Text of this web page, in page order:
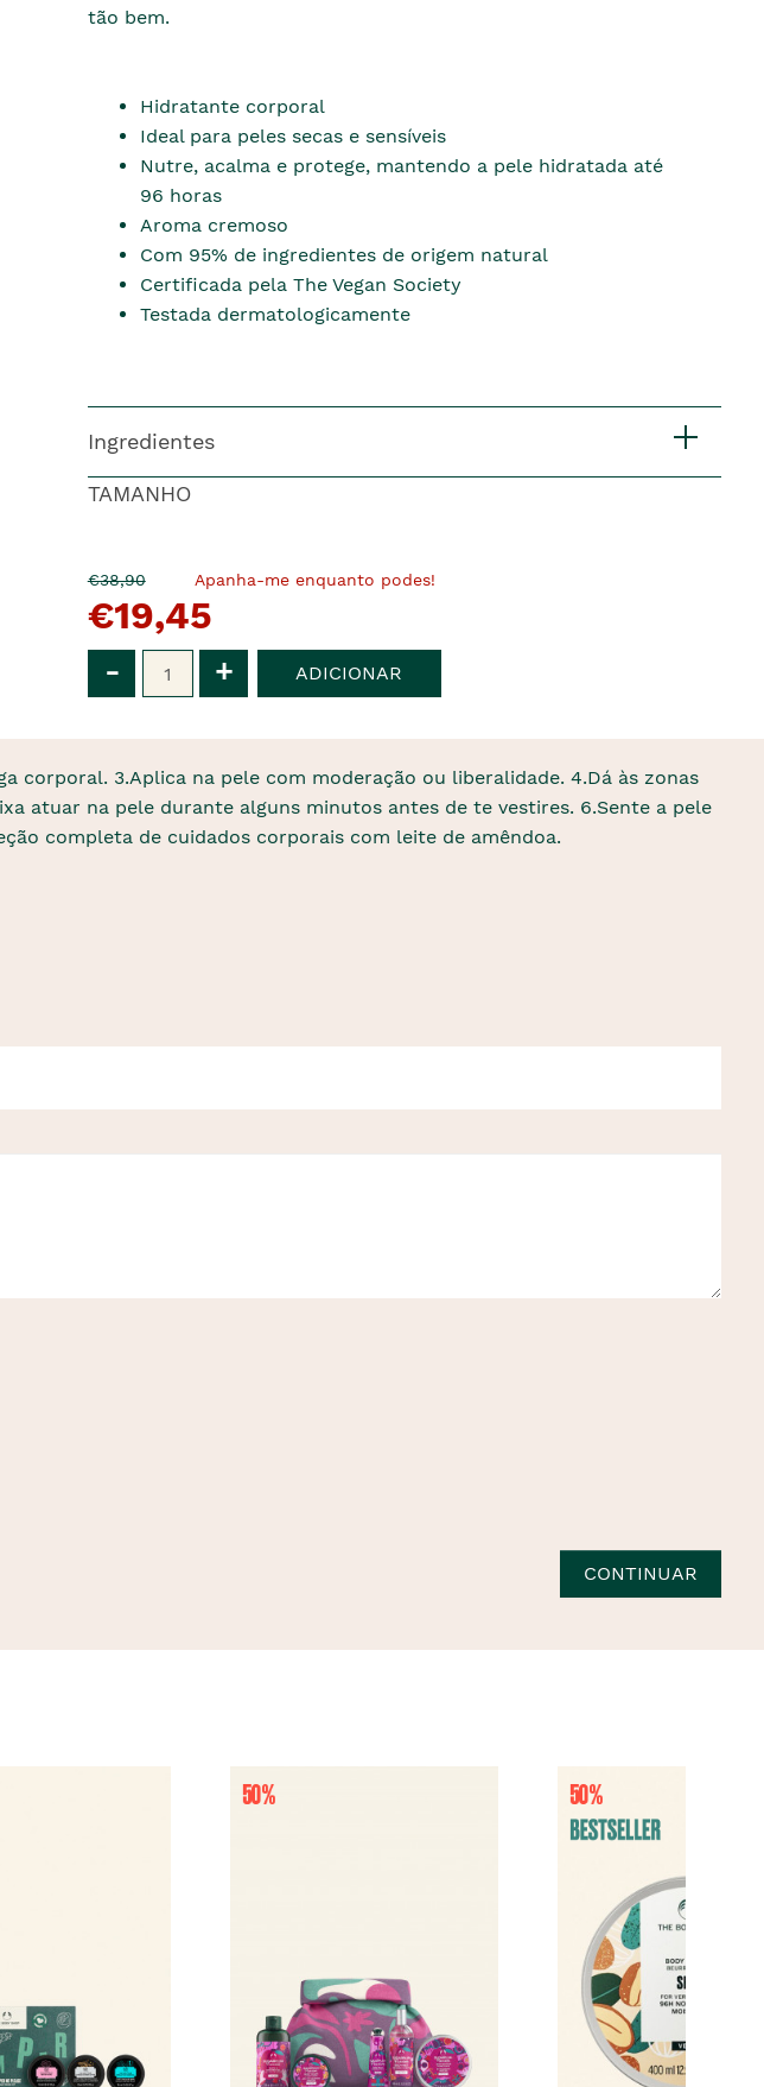
tão bem.
Hidratante corporal
Ideal para peles secas e sensíveis
Nutre, acalma e protege, mantendo a pele hidratada até
96 horas
Aroma cremoso
Com 95% de ingredientes de origem natural
Certificada pela The Vegan Society
Testada dermatologicamente
Ingredientes
TAMANHO
O
pre�o
anterior
€38,90Agora
�
€19,45
Apanha-me enquanto podes!
- + ADICIONAR
corporal. 3.Aplica na pele com moderação ou liberalidade. 4.Dá às zonas
atuar na pele durante alguns minutos antes de te vestires. 6.Sente a pele
completa de cuidados corporais com leite de amêndoa.
CONTINUAR